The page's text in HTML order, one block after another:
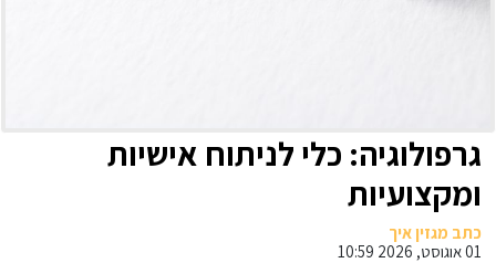
גרפולוגיה: כלי לניתוח אישיות
ומקצועיות
כתב מגזין איך
01 אוגוסט, 2026 10:59